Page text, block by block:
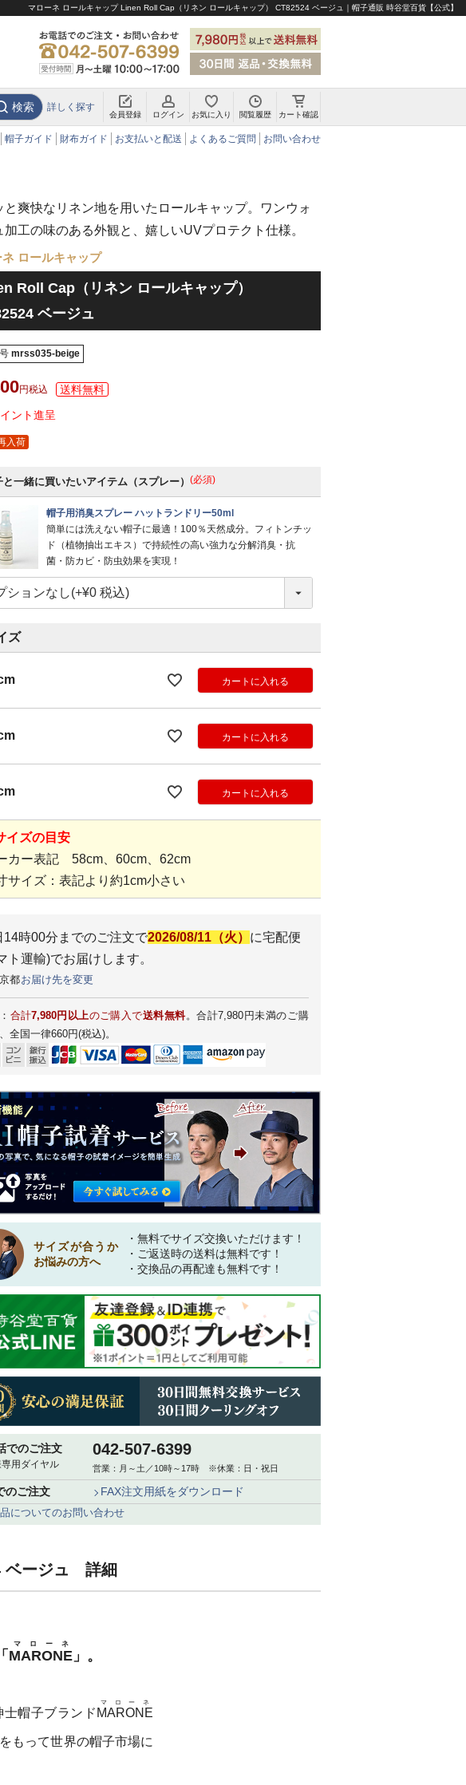
マローネ ロールキャップ Linen Roll Cap（リネン ロールキャップ） CT82524 ベージュ｜帽子通販 時谷堂百貨【公式】
検索 詳しく探す
会員登録 ログイン お気に入り 閲覧履歴 カート確認
帽子ガイド 財布ガイド お支払いと配送 よくあるご質問 お問い合わせ
と爽快なリネン地を用いたロールキャップ。ワンウォ
加工の味のある外観と、嬉しいUVプロテクト仕様。
ネ ロールキャップ
Roll Cap（リネン ロールキャップ）
ベージュ
mrss035-beige
税込
ント進呈
入荷
と一緒に買いたいアイテム（スプレー） (必須)
帽子用消臭スプレー ハットランドリー50ml
簡単には洗えない帽子に最適！100％天然成分。フィトンチッ
ド（植物抽出エキス）で持続性の高い強力な分解消臭・抗
菌・防カビ・防虫効果を実現！
ズ
カートに入れる
カートに入れる
カートに入れる
イズの目安
カー表記 58cm、60cm、62cm
サイズ：表記より約1cm小さい
14時00分 までのご注文で2026/08/11（火） に宅配便
ト運輸)でお届けします。
都お届け先を変更
合計7,980円以上のご購入で送料無料。合計7,980円未満のご購
全国一律660円(税込)。
サイズが合うか
お悩みの方へ
・無料でサイズ交換いただけます！
・ご返送時の送料は無料です！
・交換品の再配達も無料です！
でのご注文
用ダイヤル
042-507-6399
営業：月～土／10時～17時 ※休業：日・祝日
のご注文 FAX注文用紙をダウンロード
についてのお問い合わせ
ベージュ 詳細
MARONE
マローネ
」。
帽子ブランド MARONE
マローネ
もって世界の帽子市場に